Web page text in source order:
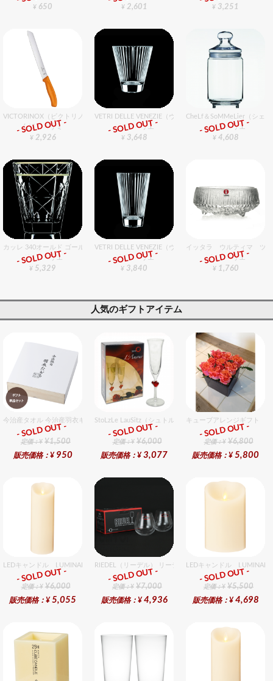
¥ 650 ¥ 2,601 ¥ 3,251
VICTORINOX（ビクトリノックス） FCブレッドナイフ 21cm オレンジ
包丁・ハサミ
¥ 2,926
- SOLD OUT -
VETRI DELLE VENEZIE（ヴェトリデッレ ヴェネツィエ）
グラスバリエ
¥ 3,648
- SOLD OUT -
CheLf＆SoMMeLier（シェ
グラスバリエ
¥ 4,608
- SOLD OUT -
カッレ 340オールド ゴールド 6個入りセット
グラスバリエ
¥ 5,329
- SOLD OUT -
VETRI DELLE VENEZIE（ヴェトリデッレ ヴェネツィエ）
グラスバリエ
¥ 3,840
- SOLD OUT -
イッタラ ウルティマ ツ
グラスバリエ
¥ 1,760
- SOLD OUT -
人気のギフトアイテム
今治産タオル 今治産羽衣ギフトフェイスタオル 1個入セット
ギフト
定価：¥ ¥1,500
販売価格：¥ 950
- SOLD OUT -
StoLzLe LauSitz（シュトルツル ラウンジッツ） アモーレ
ギフト
定価：¥ ¥6,000
販売価格：¥ 3,077
- SOLD OUT -
キューブアレンジギフト
ギフト
定価：¥ ¥6,800
販売価格：¥ 5,800
- SOLD OUT -
LEDキャンドル LUMINARA（ルミナラ） アイボリー ピラー3.5x7 ギフトボックス
ギフト
定価：¥ ¥6,000
販売価格：¥ 5,055
- SOLD OUT -
RIEDEL（リーデル） リーデル オー 0 カベルネ 2個入りセ
ギフト
定価：¥ ¥7,000
販売価格：¥ 4,936
- SOLD OUT -
LEDキャンドル
ギフト
定価：¥ ¥5,500
販売価格：¥ 4,698
- SOLD OUT -